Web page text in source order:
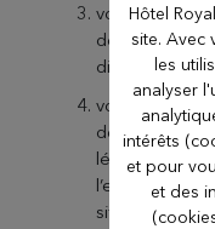
vous vous
données
direct ; ou
vous vous
données
légitimes de
l’expérience
sites internet)
Hôtel
site. Avec
les
analyser
intérêts
et pour
et des